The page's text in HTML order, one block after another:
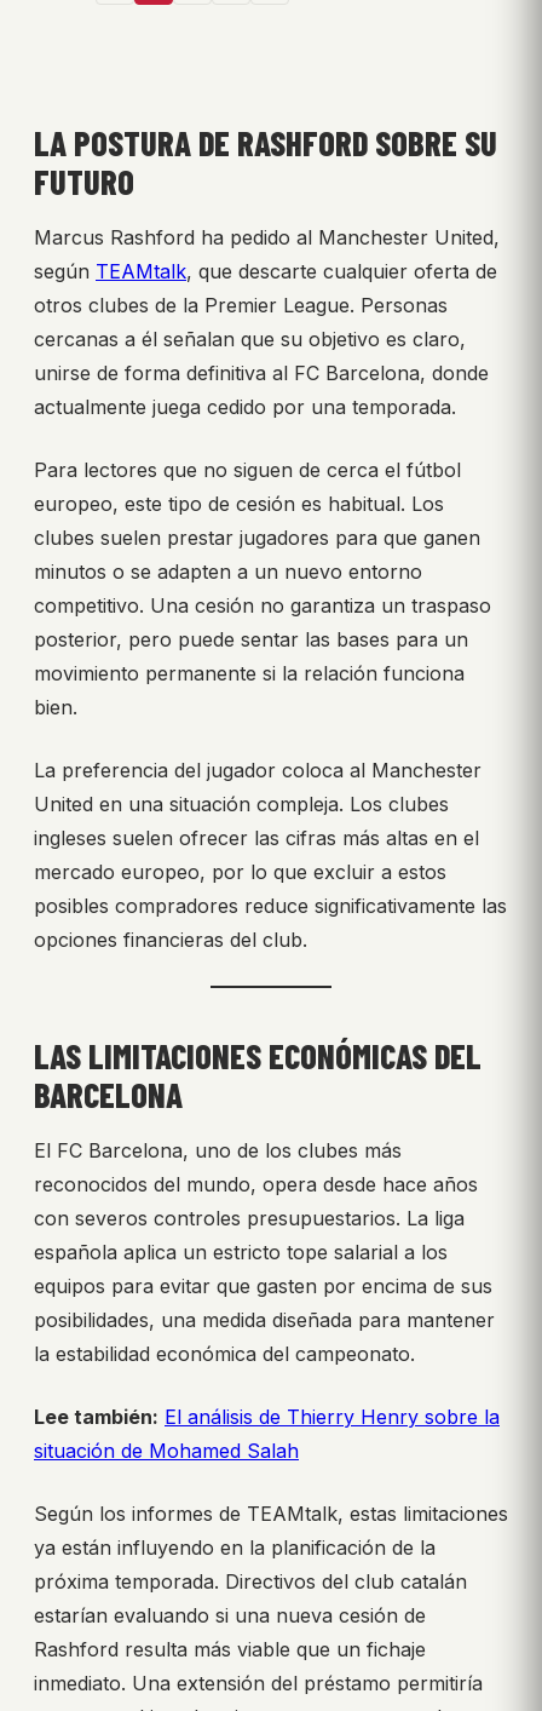
LA POSTURA DE RASHFORD SOBRE SU
FUTURO
Marcus Rashford ha pedido al Manchester United,
según TEAMtalk, que descarte cualquier oferta de
otros clubes de la Premier League. Personas
cercanas a él señalan que su objetivo es claro,
unirse de forma definitiva al FC Barcelona, donde
actualmente juega cedido por una temporada.
Para lectores que no siguen de cerca el fútbol
europeo, este tipo de cesión es habitual. Los
clubes suelen prestar jugadores para que ganen
minutos o se adapten a un nuevo entorno
competitivo. Una cesión no garantiza un traspaso
posterior, pero puede sentar las bases para un
movimiento permanente si la relación funciona
bien.
La preferencia del jugador coloca al Manchester
United en una situación compleja. Los clubes
ingleses suelen ofrecer las cifras más altas en el
mercado europeo, por lo que excluir a estos
posibles compradores reduce significativamente las
opciones financieras del club.
LAS LIMITACIONES ECONÓMICAS DEL
BARCELONA
El FC Barcelona, uno de los clubes más
reconocidos del mundo, opera desde hace años
con severos controles presupuestarios. La liga
española aplica un estricto tope salarial a los
equipos para evitar que gasten por encima de sus
posibilidades, una medida diseñada para mantener
la estabilidad económica del campeonato.
Lee también: El análisis de Thierry Henry sobre la
situación de Mohamed Salah
Según los informes de TEAMtalk, estas limitaciones
ya están influyendo en la planificación de la
próxima temporada. Directivos del club catalán
estarían evaluando si una nueva cesión de
Rashford resulta más viable que un fichaje
inmediato. Una extensión del préstamo permitiría